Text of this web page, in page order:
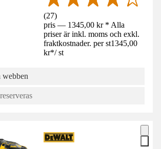
(27)
pris — 1345,00 kr * Alla
priser är inkl. moms och exkl.
fraktkostnader. per st1345,00
kr*/ st